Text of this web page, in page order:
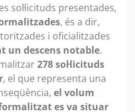
sol·licituds presentades,
, és a dir,
i oficialitzades
un descens notable.
278 sol·licituds
, el que representa una
el volum
es va situar